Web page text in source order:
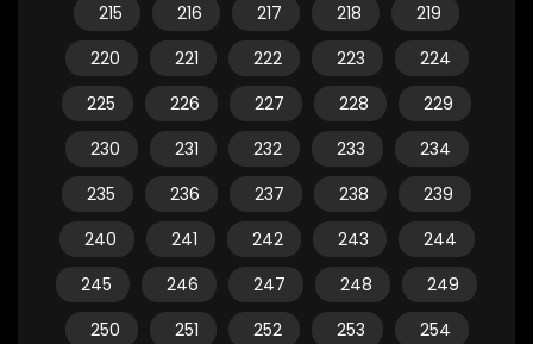
215
216 217 218
219
220
221 222 223
224
225
226 227 228
229
230
231 232 233
234
235
236 237 238
239
240
241 242 243
244
245
246 247 248
249
250
251 252 253
254